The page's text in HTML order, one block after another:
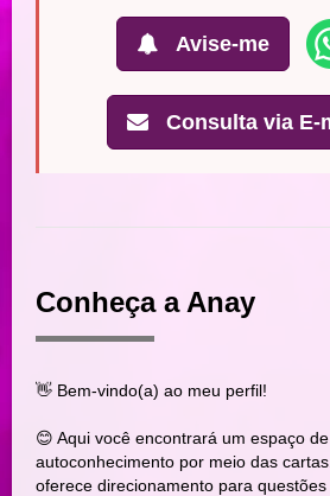
Avise-me
Consulta via E-
Conheça a Anay
👋 Bem-vindo(a) ao meu perfil!
😊 Aqui você encontrará um espaço
autoconhecimento por meio das
oferece direcionamento para